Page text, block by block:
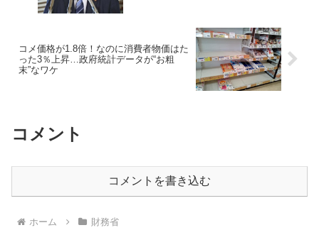
コメ価格が1.8倍！なのに消費者物価はた
った3％上昇…政府統計データが“お粗
末”なワケ
コメント
コメントを書き込む
ホーム 財務省